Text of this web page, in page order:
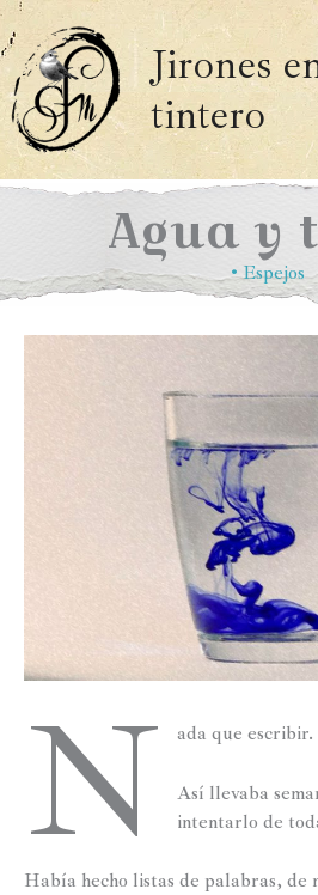
Ir
al
contenido
Jirones
tintero
Agua y
•Espejos
N ada que escribir.
Así llevaba
intentarlo de
Había hecho listas de palabras, de